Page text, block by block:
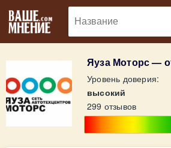
Яуза Моторс —
Уровень доверия:
высокий
299 отзывов